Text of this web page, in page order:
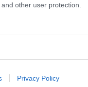
other user protection.
Privacy Policy
γυναικείο
Γκιλφόιλ